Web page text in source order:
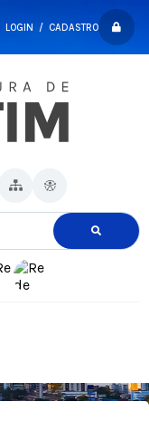
LOGIN / CADASTRO